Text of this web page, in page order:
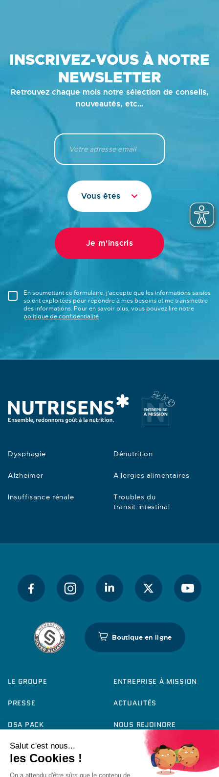
INSCRIVEZ-VOUS À NOTRE
NEWSLETTER
Retrouvez chaque mois notre sélection de conseils,
nouveautés, etc…
Vous êtes
En soumettant ce formulaire, j'accepte que les informations saisies
soient exploitées pour répondre à mes besoins et me transmettre
des informations. Pour en savoir plus, vous pouvez lire notre
politique de confidentialité
Dysphagie Dénutrition
Alzheimer Allergies alimentaires
Insuffisance rénale
Troubles du
transit intestinal
Boutique en ligne
LE GROUPE ENTREPRISE À MISSION
PRESSE ACTUALITÉS
DSA PACK NOUS REJOINDRE
CONTACT RAPPORT RSE 2025
ACCESSIBILITÉ :